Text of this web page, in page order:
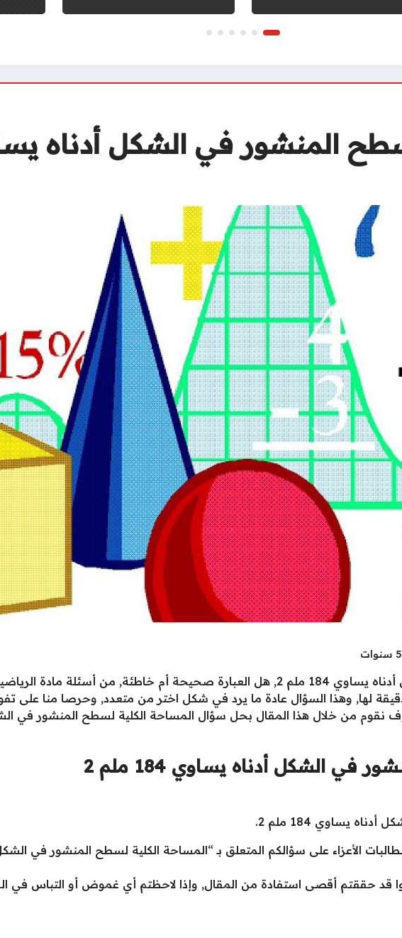
المساحة الكلية لسطح المنشور في الشكل أدناه يساوي 184 ملم 2, هل العبارة صحيحة أم خاطئة, من
لها, وهذا السؤال عادة ما يرد في شكل اختر من متعدد, وحرصا منا على
الشكل أدناه يساوي 184 ملم 2
يساوي 184 ملم 2.
حققتم أقصى استفادة من المقال, وإذا لاحظتم أي غموض أو التباس في